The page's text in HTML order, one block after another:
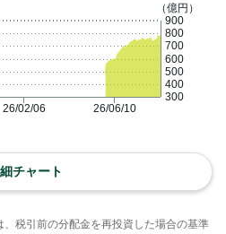
（億円）
26/02/06 26/06/10
400
600
800
300
500
700
900
チャート
税引前の分配金を再投資した場合の基準